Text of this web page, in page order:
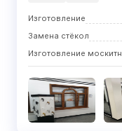
Изготовление
Замена стёкол